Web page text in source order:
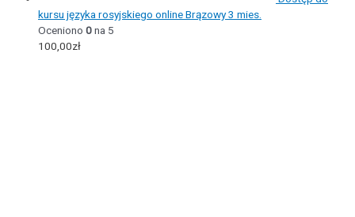
kursu języka rosyjskiego online Brązowy 3 mies.
Oceniono 0na 5
100,00zł